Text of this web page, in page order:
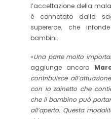
l’accettazione della
è connotato dalla
supereroe, che
bambini.
«Una parte molto
aggiunge ancora
contribuisce
con lo zainetto che
che il bambino può
all’aperto. Questa